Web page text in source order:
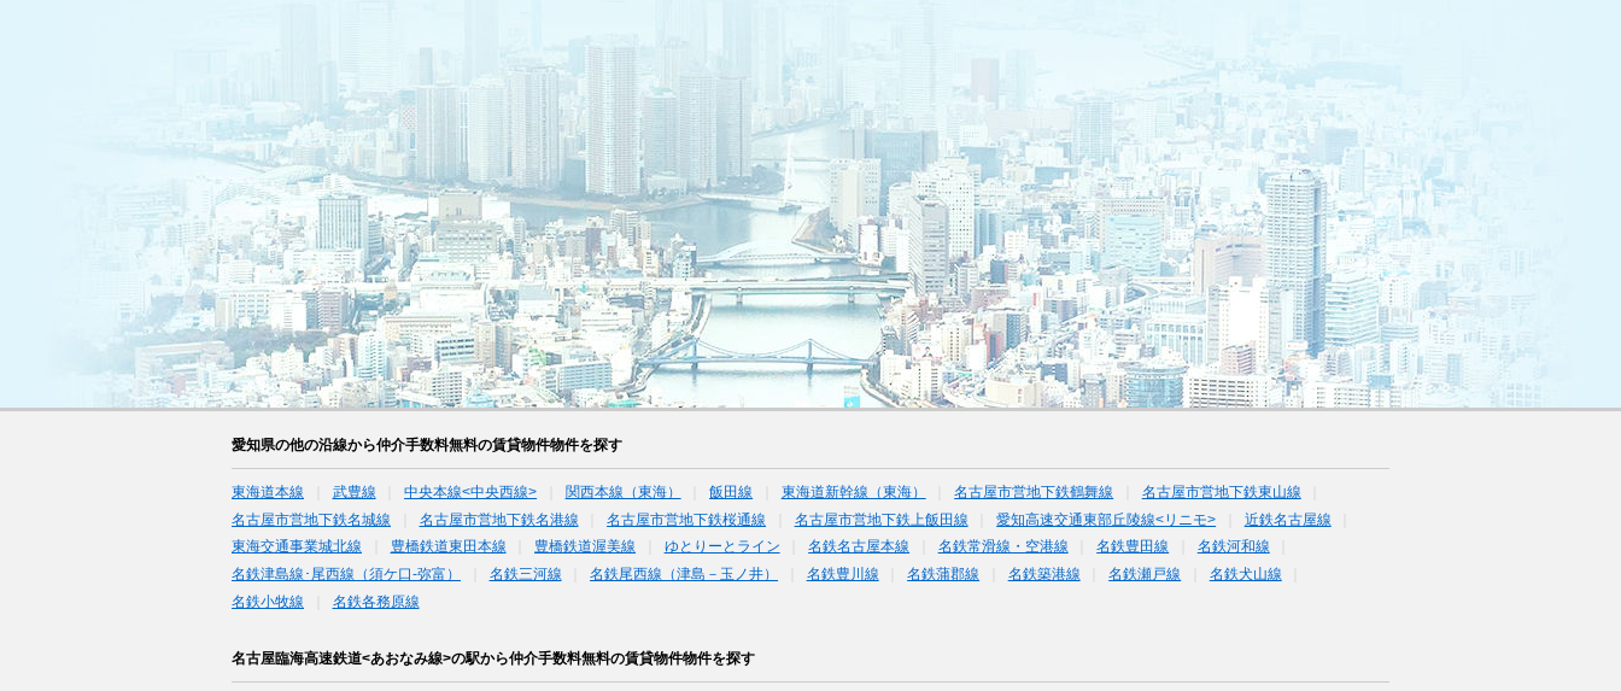
愛知県の他の沿線から仲介手数料無料の賃貸物件物件を探す
東海道本線 武豊線 中央本線<中央西線> 関西本線（東海） 飯田線 東海道新幹線（東海） 名古屋市営地下鉄鶴舞線
名古屋市営地下鉄東山線
名古屋市営地下鉄名城線
名古屋市営地下鉄名港線 名古屋市営地下鉄桜通線 名古屋市営地下鉄上飯田線 愛知高速交通東部丘陵線<リニモ>
近鉄名古屋線
東海交通事業城北線
豊橋鉄道東田本線 豊橋鉄道渥美線 ゆとりーとライン 名鉄名古屋本線 名鉄常滑線・空港線 名鉄豊田線
名鉄河和線
名鉄津島線･尾西線（須ケ口-弥富）
名鉄三河線 名鉄尾西線（津島－玉ノ井） 名鉄豊川線 名鉄蒲郡線 名鉄築港線 名鉄瀬戸線
名鉄犬山線
名鉄小牧線
名鉄各務原線
名古屋臨海高速鉄道<あおなみ線>の駅から仲介手数料無料の賃貸物件物件を探す